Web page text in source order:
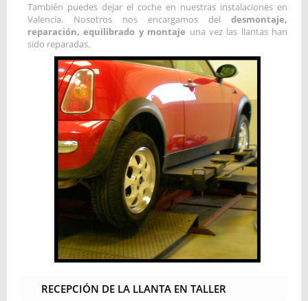
También puedes dejar el coche en nuestras instalaciones en
Valencia. Nosotros nos encargamos del desmontaje,
reparación, equilibrado y montaje una vez las llantas han
sido reparadas.
RECEPCIÓN DE LA LLANTA EN TALLER